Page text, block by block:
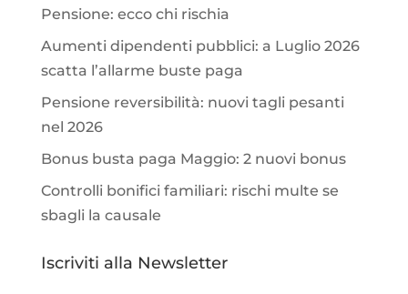
Pensione: ecco chi rischia
Aumenti dipendenti pubblici: a Luglio 2026
scatta l’allarme buste paga
Pensione reversibilità: nuovi tagli pesanti
nel 2026
Bonus busta paga Maggio: 2 nuovi bonus
Controlli bonifici familiari: rischi multe se
sbagli la causale
Iscriviti alla Newsletter